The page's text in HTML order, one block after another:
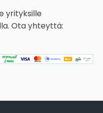
yrityksille
Ota yhteyttä: